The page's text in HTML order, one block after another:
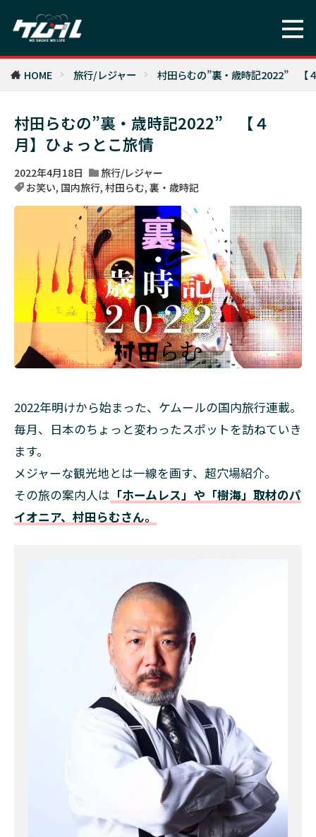
HOME 旅行/レジャー 村田らむの”裏・歳時記2022” 【
村田らむの”裏・歳時記2022” 【４
月】ひょっとこ旅情
2022年4月18日
旅行/レジャー
お笑い, 国内旅行, 村田らむ, 裏・歳時記
2022年明けから始まった、ケムールの国内旅行連載。
毎月、日本のちょっと変わったスポットを訪ねていき
ます。
メジャーな観光地とは一線を画す、超穴場紹介。
その旅の案内人は 「ホームレス」や「樹海」取材のパ
イオニア、村田らむさん。